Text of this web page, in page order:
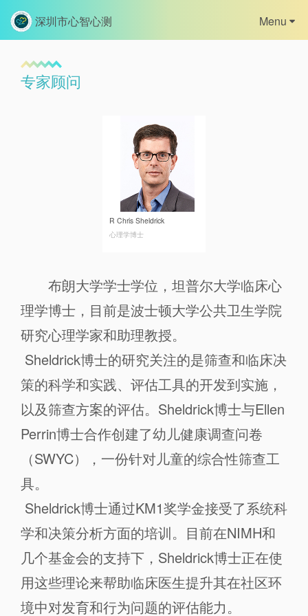
深圳市心智心测 Menu
首页
心智网校
专家顾问
R Chris Sheldrick
心理学博士
布朗大学学士学位，坦普尔大学临床心
理学博士，目前是波士顿大学公共卫生学院
研究心理学家和助理教授。
Sheldrick博士的研究关注的是筛查和临床决
策的科学和实践、评估工具的开发到实施，
以及筛查方案的评估。Sheldrick博士与Ellen
Perrin博士合作创建了幼儿健康调查问卷
（SWYC），一份针对儿童的综合性筛查工
具。
Sheldrick博士通过KM1奖学金接受了系统科
学和决策分析方面的培训。目前在NIMH和
几个基金会的支持下，Sheldrick博士正在使
用这些理论来帮助临床医生提升其在社区环
境中对发育和行为问题的评估能力。